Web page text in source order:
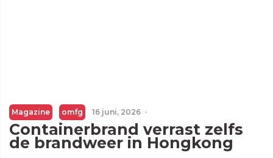
Magazine omfg 16 juni, 2026 ·
Containerbrand verrast zelfs
de brandweer in Hongkong